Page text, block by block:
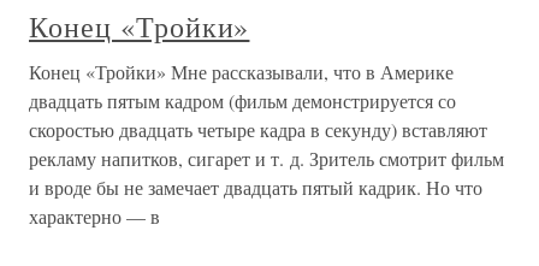
Конец «Тройки»
Конец «Тройки» Мне рассказывали, что в Америке
двадцать пятым кадром (фильм демонстрируется со
скоростью двадцать четыре кадра в секунду) вставляют
рекламу напитков, сигарет и т. д. Зритель смотрит фильм
и вроде бы не замечает двадцать пятый кадрик. Но что
характерно — в